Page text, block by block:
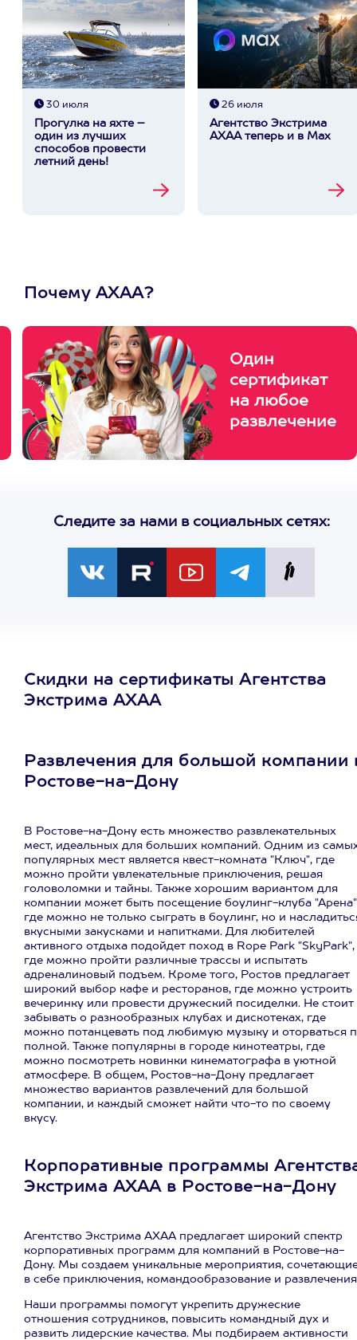
30 июля
Прогулка на яхте –
один из лучших
способов провести
летний день!
26 июля
Агентство Экстрима
АХАА теперь и в Max
Почему АХАА?
Один
сертификат
на любое
развлечение
Следите за нами в социальных сетях:
Скидки на сертификаты Агентства
Экстрима АХАА
Развлечения для большой компании
Ростове-на-Дону
В Ростове-на-Дону есть множество развлекательных
мест, идеальных для больших компаний. Одним из
популярных мест является квест-комната "Ключ", где
можно пройти увлекательные приключения, решая
головоломки и тайны. Также хорошим вариантом для
компании может быть посещение боулинг-клуба
где можно не только сыграть в боулинг, но и
вкусными закусками и напитками. Для любителей
активного отдыха подойдет поход в Rope Park "SkyPark",
где можно пройти различные трассы и испытать
адреналиновый подъем. Кроме того, Ростов предлагает
широкий выбор кафе и ресторанов, где можно устроить
вечеринку или провести дружеский посиделки. Не стоит
забывать о разнообразных клубах и дискотеках, где
можно потанцевать под любимую музыку и оторваться
полной. Также популярны в городе кинотеатры, где
можно посмотреть новинки кинематографа в уютной
атмосфере. В общем, Ростов-на-Дону предлагает
множество вариантов развлечений для большой
компании, и каждый сможет найти что-то по своему
вкусу.
Корпоративные программы
Экстрима АХАА в Ростове-на-Дону
Агентство Экстрима АХАА предлагает широкий спектр
корпоративных программ для компаний в Ростове-на-
Дону. Мы создаем уникальные мероприятия,
в себе приключения, командообразование и
Наши программы помогут укрепить дружеские
отношения сотрудников, повысить командный дух и
развить лидерские качества. Мы подбираем активности